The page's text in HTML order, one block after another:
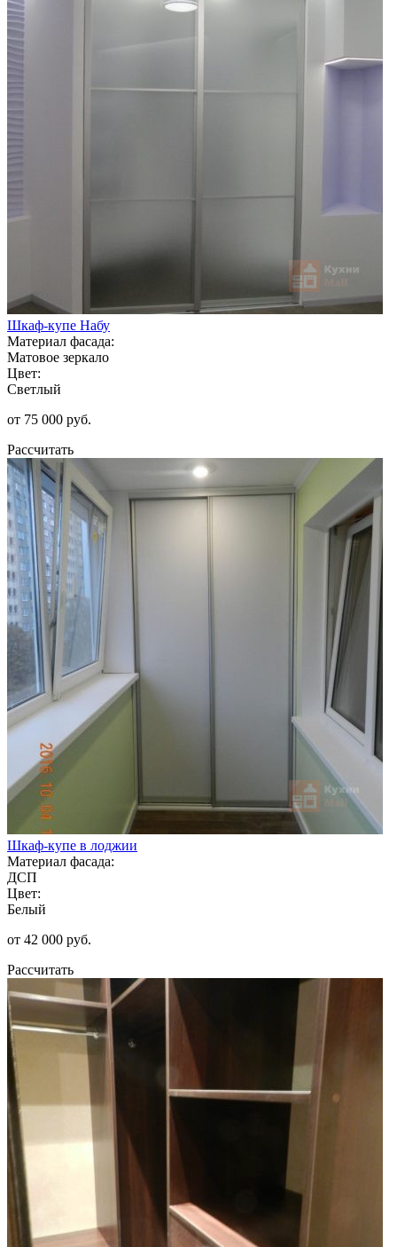
Шкаф-купе Набу
Материал фасада:
Матовое зеркало
Цвет:
Светлый
от 75 000 руб.
Рассчитать
Шкаф-купе в лоджии
Материал фасада:
ДСП
Цвет:
Белый
от 42 000 руб.
Рассчитать